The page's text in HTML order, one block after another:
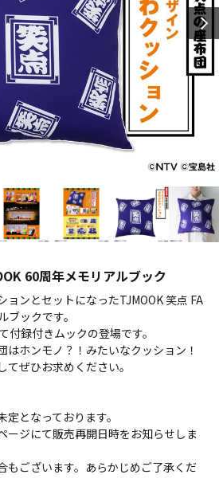
60周年メモリアルブック
ョンとセットになったTJMOOK 笑点 FA
ブックです。
付録付きムックの登場です。
はホンモノ？！みたいなクッション！
ぜひお求めください。
となっております。
ージにて販売再開日時をお知らせしま
もございます。あらかじめご了承くだ